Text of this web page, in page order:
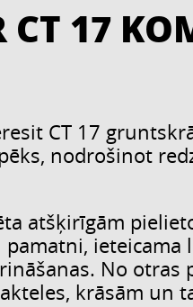
CT 17
CT 17
nodrošinot
atšķirīgām
No otras
krāsām